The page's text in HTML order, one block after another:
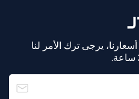
يرجى ترك الأمر لنا